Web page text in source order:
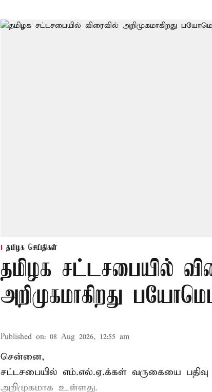
தமிழக செய்திகள்
தமிழக சட்டசபையில்
அறிமுகமாகிறது
Published on: 08 Aug 2026, 12:55 am
சென்னை,
சட்டசபையில் எம்.எல்.ஏ.க்கள் வருகையை
அறிமுகமாக உள்ளது.